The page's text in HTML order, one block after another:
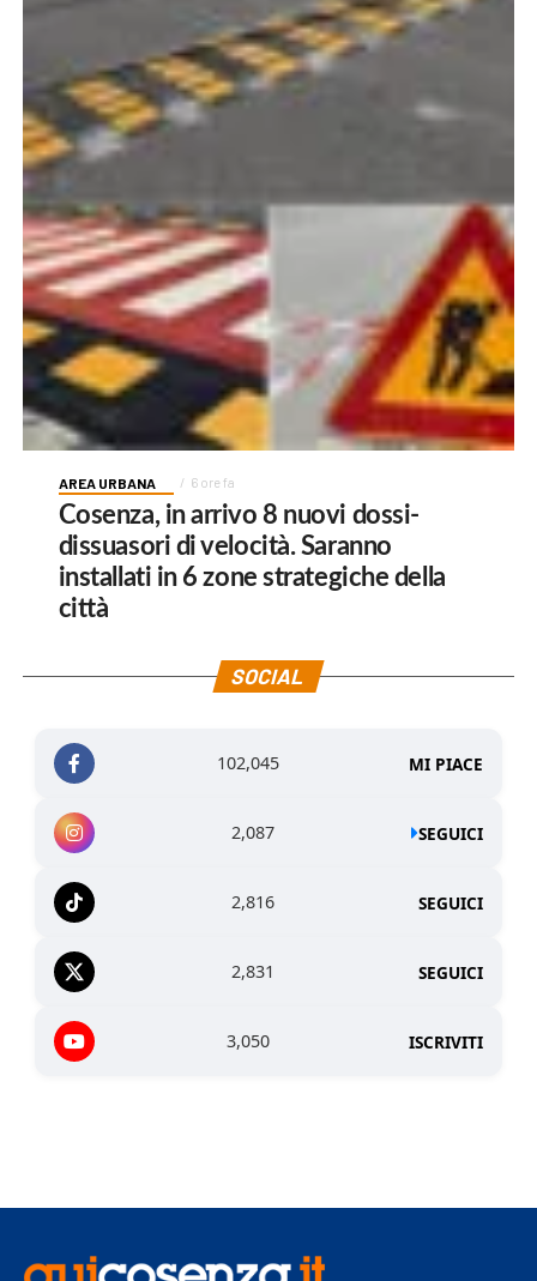
AREA URBANA 6 ore fa
Cosenza, in arrivo 8 nuovi dossi-
dissuasori di velocità. Saranno
installati in 6 zone strategiche della
città
SOCIAL
102,045 MI PIACE
2,087 SEGUICI
2,816 SEGUICI
2,831 SEGUICI
3,050 ISCRIVITI